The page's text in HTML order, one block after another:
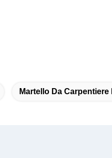
Martello Da Carpentiere